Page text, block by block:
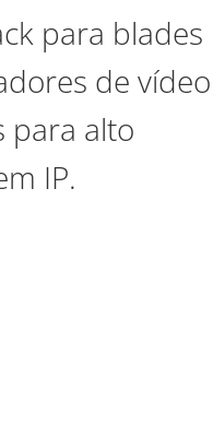
para blades
de vídeo
para alto
IP.